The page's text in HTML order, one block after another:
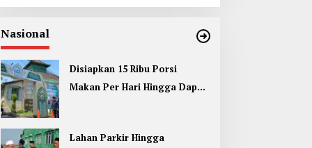
Nasional
Disiapkan 15 Ribu Porsi
Makan Per Hari Hingga Dapur
Lahan Parkir Hingga